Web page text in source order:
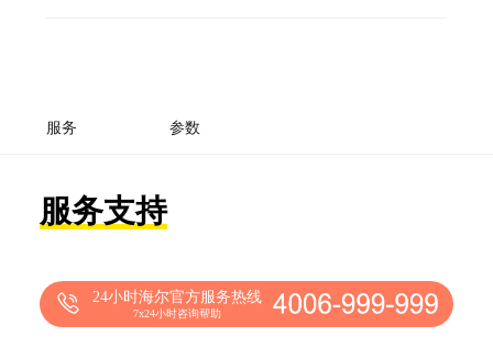
服务 参数
服务支持
24小时海尔官方服务热线
7x24小时咨询帮助